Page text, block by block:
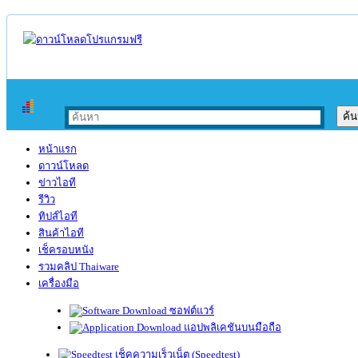
หน้าแรก
ดาวน์โหลด
ข่าวไอที
รีวิว
ทิปส์ไอที
สินค้าไอที
เช็ครอบหนัง
รวมคลิป Thaiware
เครื่องมือ
ซอฟต์แวร์
แอปพลิเคชันบนมือถือ
เช็คความเร็วเน็ต (Speedtest)